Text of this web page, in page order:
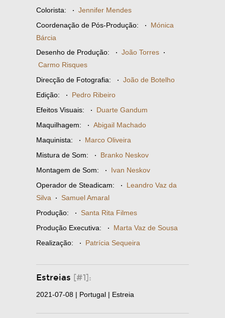
Colorista: · Jennifer Mendes
Coordenação de Pós-Produção: · Mónica
Bárcia
Desenho de Produção: · João Torres ·
Carmo Risques
Direcção de Fotografia: · João de Botelho
Edição: · Pedro Ribeiro
Efeitos Visuais: · Duarte Gandum
Maquilhagem: · Abigail Machado
Maquinista: · Marco Oliveira
Mistura de Som: · Branko Neskov
Montagem de Som: · Ivan Neskov
Operador de Steadicam: · Leandro Vaz da
Silva · Samuel Amaral
Produção: · Santa Rita Filmes
Produção Executiva: · Marta Vaz de Sousa
Realização: · Patrícia Sequeira
Estreias [#1]:
2021-07-08 | Portugal | Estreia